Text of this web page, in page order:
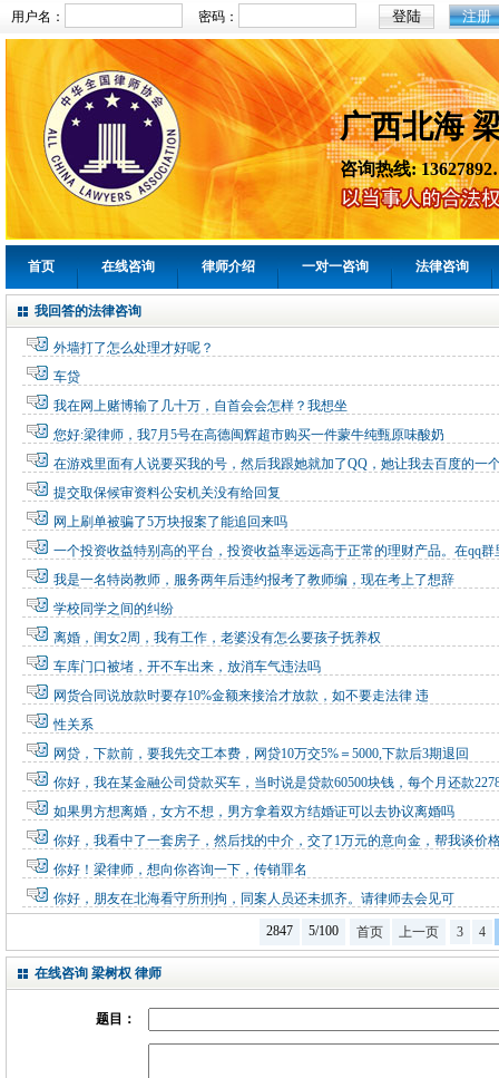
用户名： 密码： 注册
广西北海
咨询热线:
首页 在线咨询 律师介绍 一对一咨询 法律咨询
我回答的法律咨询
外墙打了怎么处理才好呢？
车贷
我在网上赌博输了几十万，自首会会怎样？我想坐
您好:梁律师，我7月5号在高德闽辉超市购买一件蒙牛纯甄原味酸奶
在游戏里面有人说要买我的号，然后我跟她就加了QQ，她让我去百度的一
提交取保候审资料公安机关没有给回复
网上刷单被骗了5万块报案了能追回来吗
一个投资收益特别高的平台，投资收益率远远高于正常的理财产品。在qq群
我是一名特岗教师，服务两年后违约报考了教师编，现在考上了想辞
学校同学之间的纠纷
离婚，闺女2周，我有工作，老婆没有怎么要孩子抚养权
车库门口被堵，开不车出来，放消车气违法吗
网货合同说放款时要存10%金额来接洽才放款，如不要走法律 违
性关系
网贷，下款前，要我先交工本费，网贷10万交5%＝5000,下款后3期退回
你好，我在某金融公司贷款买车，当时说是贷款60500块钱，每个月还款
如果男方想离婚，女方不想，男方拿着双方结婚证可以去协议离婚吗
你好，我看中了一套房子，然后找的中介，交了1万元的意向金，帮我谈价
你好！梁律师，想向你咨询一下，传销罪名
你好，朋友在北海看守所刑拘，同案人员还未抓齐。请律师去会见可
2847 5/100 首页 上一页 3 4
在线咨询 梁树权 律师
题目：